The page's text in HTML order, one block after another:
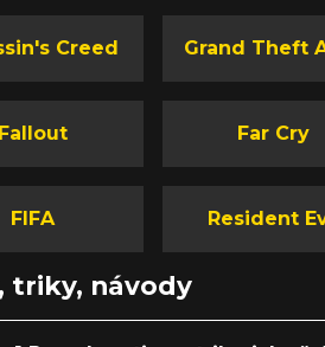
Creed Grand Theft
Fallout Far Cry
FIFA Resident
triky, návody